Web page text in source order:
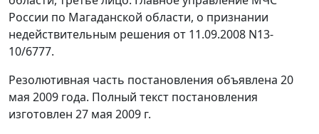
России по Магаданской области, о признании
недействительным решения от 11.09.2008 N13-
10/6777.
Резолютивная часть постановления объявлена 20
мая 2009 года. Полный текст постановления
изготовлен 27 мая 2009 г.